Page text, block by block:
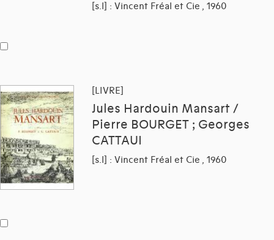
[s.l] : Vincent Fréal et Cie , 1960
[LIVRE]
Jules Hardouin Mansart /
Pierre BOURGET ; Georges
CATTAUI
[s.l] : Vincent Fréal et Cie , 1960